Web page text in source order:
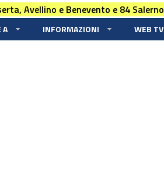
Avellino e Benevento e 84 Salerno
A INFORMAZIONI WEB TV